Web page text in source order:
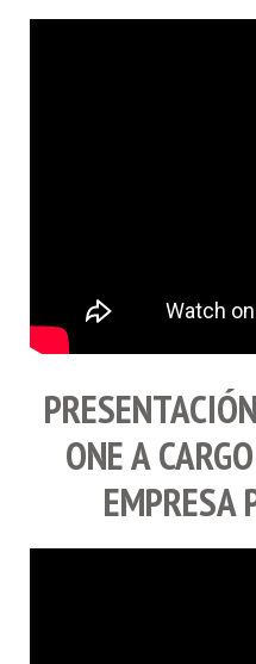
ONEA
EMPRESA